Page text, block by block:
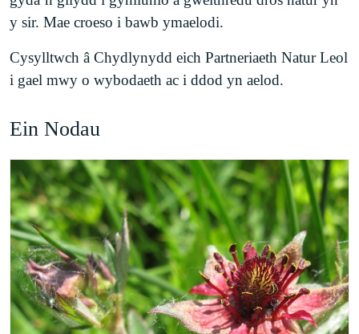
y sir. Mae croeso i bawb ymaelodi.
Cysylltwch â Chydlynydd eich Partneriaeth Natur Leol
i gael mwy o wybodaeth ac i ddod yn aelod.
Ein Nodau